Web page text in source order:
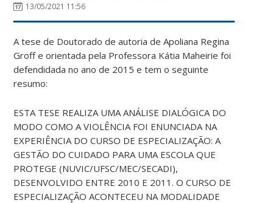
13/05/2021 11:56
A tese de Doutorado de autoria de Apoliana Regina
Groff e orientada pela Professora Kátia Maheirie foi
defendidada no ano de 2015 e tem o seguinte
resumo:
ESTA TESE REALIZA UMA ANÁLISE DIALÓGICA DO
MODO COMO A VIOLÊNCIA FOI ENUNCIADA NA
EXPERIÊNCIA DO CURSO DE ESPECIALIZAÇÃO: A
GESTÃO DO CUIDADO PARA UMA ESCOLA QUE
PROTEGE (NUVIC/UFSC/MEC/SECADI),
DESENVOLVIDO ENTRE 2010 E 2011. O CURSO DE
ESPECIALIZAÇÃO ACONTECEU NA MODALIDADE